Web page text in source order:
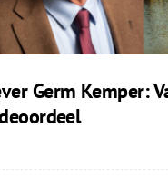
Germ Kemper: